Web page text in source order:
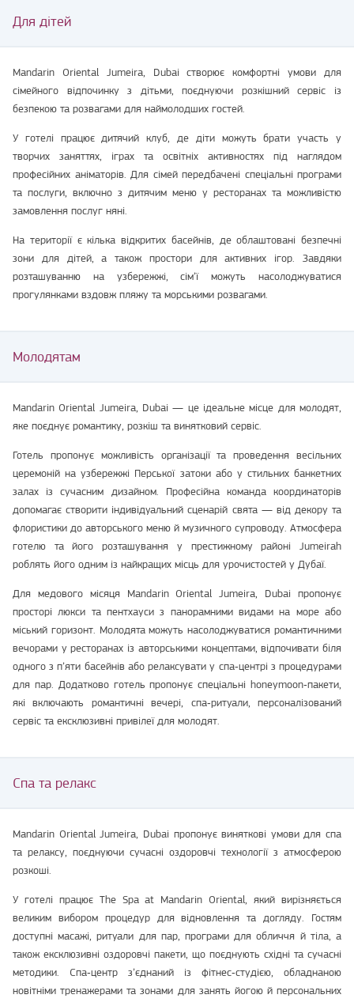
Для дітей
Mandarin Oriental Jumeira, Dubai створює комфортні умови для
сімейного відпочинку з дітьми, поєднуючи розкішний сервіс із
безпекою та розвагами для наймолодших гостей.
У готелі працює дитячий клуб, де діти можуть брати участь у
творчих заняттях, іграх та освітніх активностях під наглядом
професійних аніматорів. Для сімей передбачені спеціальні програми
та послуги, включно з дитячим меню у ресторанах та можливістю
замовлення послуг няні.
На території є кілька відкритих басейнів, де облаштовані безпечні
зони для дітей, а також простори для активних ігор. Завдяки
розташуванню на узбережжі, сім’ї можуть насолоджуватися
прогулянками вздовж пляжу та морськими розвагами.
Молодятам
Mandarin Oriental Jumeira, Dubai — це ідеальне місце для молодят,
яке поєднує романтику, розкіш та винятковий сервіс.
Готель пропонує можливість організації та проведення весільних
церемоній на узбережжі Перської затоки або у стильних банкетних
залах із сучасним дизайном. Професійна команда координаторів
допомагає створити індивідуальний сценарій свята — від декору та
флористики до авторського меню й музичного супроводу. Атмосфера
готелю та його розташування у престижному районі Jumeirah
роблять його одним із найкращих місць для урочистостей у Дубаї.
Для медового місяця Mandarin Oriental Jumeira, Dubai пропонує
просторі люкси та пентхауси з панорамними видами на море або
міський горизонт. Молодята можуть насолоджуватися романтичними
вечорами у ресторанах із авторськими концептами, відпочивати біля
одного з п’яти басейнів або релаксувати у спа‑центрі з процедурами
для пар. Додатково готель пропонує спеціальні honeymoon‑пакети,
які включають романтичні вечері, спа‑ритуали, персоналізований
сервіс та ексклюзивні привілеї для молодят.
Спа та релакс
Mandarin Oriental Jumeira, Dubai пропонує виняткові умови для спа
та релаксу, поєднуючи сучасні оздоровчі технології з атмосферою
розкоші.
У готелі працює The Spa at Mandarin Oriental, який вирізняється
великим вибором процедур для відновлення та догляду. Гостям
доступні масажі, ритуали для пар, програми для обличчя й тіла, а
також ексклюзивні оздоровчі пакети, що поєднують східні та сучасні
методики. Спа‑центр з’єднаний із фітнес‑студією, обладнаною
новітніми тренажерами та зонами для занять йогою й персональних